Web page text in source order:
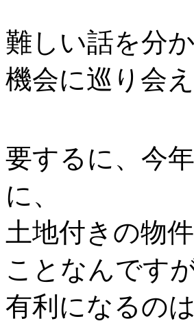
難しい話を分
機会に巡り会
要するに、今
に、
土地付きの物
ことなんですが
有利になるの